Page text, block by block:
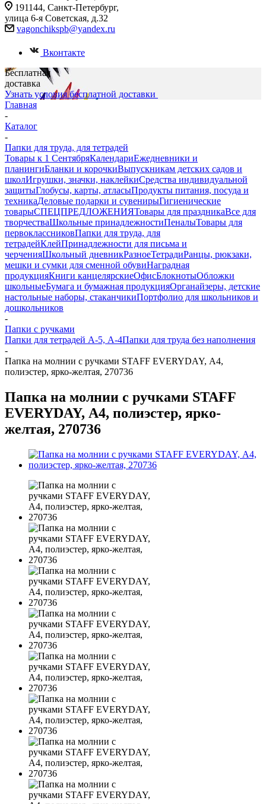
191144, Санкт-Петербург,
улица 6-я Советская, д.32
vagonchikspb@yandex.ru
Вконтакте
Бесплатная
доставка
Узнать условия бесплатной доставки
Главная
-
Каталог
-
Папки для труда, для тетрадей
Товары к 1 СентябряКалендариЕжедневники и
планингиБланки и корочкиВыпускникам детских садов и
школИгрушки, значки, наклейкиСредства индивидуальной
защитыГлобусы, карты, атласыПродукты питания, посуда и
техникаДеловые подарки и сувенирыГигиенические
товарыСПЕЦПРЕДЛОЖЕНИЯТовары для праздникаВсе для
творчестваШкольные принадлежностиПеналыТовары для
первоклассниковПапки для труда, для
тетрадейКлейПринадлежности для письма и
черченияШкольный дневникРазноеТетрадиРанцы, рюкзаки,
мешки и сумки для сменной обувиНаградная
продукцияКниги канцелярскиеОфисБлокнотыОбложки
школьныеБумага и бумажная продукцияОрганайзеры, детские
настольные наборы, стаканчикиПортфолио для школьников и
дошкольников
-
Папки с ручками
Папки для тетрадей А-5, А-4Папки для труда без наполнения
-
Папка на молнии с ручками STAFF EVERYDAY, А4,
полиэстер, ярко-желтая, 270736
Папка на молнии с ручками STAFF
EVERYDAY, А4, полиэстер, ярко-
желтая, 270736